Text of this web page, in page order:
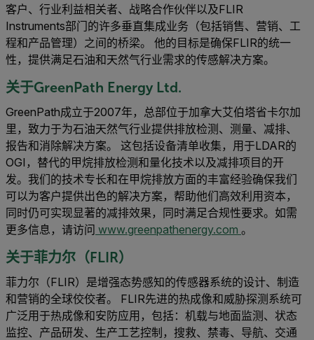
客户、行业利益相关者、战略合作伙伴以及FLIR
Instruments部门的许多垂直集成业务（包括销售、营销、工
程和产品管理）之间的桥梁。 他的目标是确保FLIR的统一
性，提供满足石油和天然气行业需求的传感解决方案。
关于GreenPath Energy Ltd.
GreenPath成立于2007年，总部位于加拿大艾伯塔省卡尔加
里，致力于为石油天然气行业提供排放检测、测量、减排、
报告和消除解决方案。 这包括设备清单收集，用于LDAR的
OGI，替代的甲烷排放检测和量化技术以及减排项目的开
发。我们的技术专长和在甲烷排放方面的丰富经验确保我们
可以为客户提供出色的解决方案，帮助他们高效利用资本，
同时仍可实现显著的减排效果，同时满足合规性要求。如需
更多信息，请访问 www.greenpathenergy.com 。
关于菲力尔（FLIR）
菲力尔（FLIR）是增强态势感知的传感器系统的设计、制造
和营销的全球佼佼者。 FLIR先进的热成像和威胁探测系统可
广泛用于热成像和安防应用，包括：机载与地面监测、状态
监控、产品研发、生产工艺控制，搜救、禁毒、导航、交通